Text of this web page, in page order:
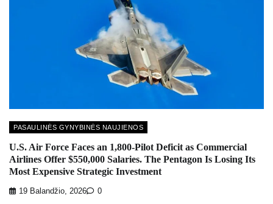
PASAULINĖS GYNYBINĖS NAUJIENOS
U.S. Air Force Faces an 1,800-Pilot Deficit as Commercial
Airlines Offer $550,000 Salaries. The Pentagon Is Losing Its
Most Expensive Strategic Investment
19 Balandžio, 2026 0